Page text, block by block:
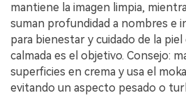
mantiene la imagen limpia,
suman profundidad a nombres e
para bienestar y cuidado de la
calmada es el objetivo. Consejo:
superficies en crema y usa el
evitando un aspecto pesado o